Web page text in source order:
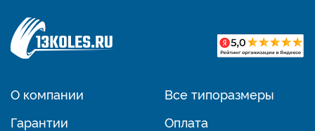
О компании
Гарантии
Все типоразмеры
Оплата